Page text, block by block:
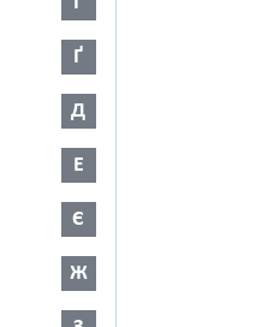
Ґ
Д
Е
Є
Ж